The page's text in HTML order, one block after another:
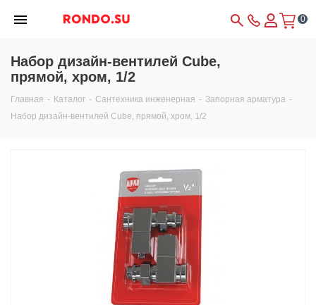
0
Набор дизайн-вентилей Cube,
прямой, хром, 1/2
Главная - Каталог - Сантехника инженерная - Запорная арматура -
Набор дизайн-вентилей Cube, прямой, хром, 1/2